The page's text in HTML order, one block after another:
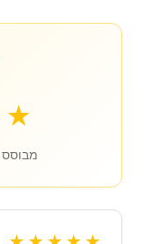
מבוסס על 120